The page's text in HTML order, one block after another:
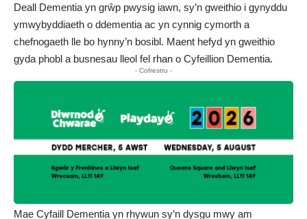
Deall Dementia yn grŵp pwysig iawn, sy’n gweithio i gynyddu
ymwybyddiaeth o ddementia ac yn cynnig cymorth a
chefnogaeth lle bo hynny’n bosibl. Maent hefyd yn gweithio
gyda phobl a busnesau lleol fel rhan o Cyfeillion Dementia.
- Cofrestru -
Mae Cyfaill Dementia yn rhywun sy’n dysgu mwy am